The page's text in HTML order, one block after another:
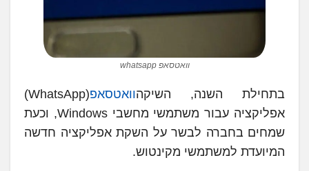
וואטסאפ whatsapp
בתחילת השנה, השיקהוואטסאפ
(WhatsApp)
אפליקציה עבור משתמשי מחשבי Windows, וכעת
שמחים בחברה לבשר על השקת אפליקציה חדשה
המיועדת למשתמשי מקינטוש.